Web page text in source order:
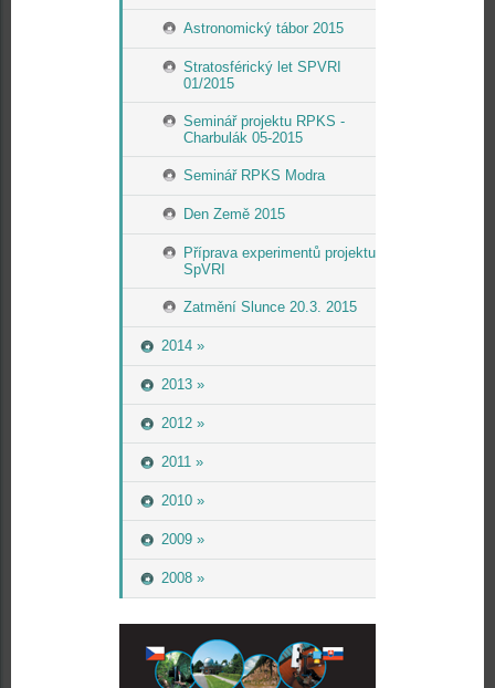
Astronomický tábor 2015
Stratosférický let SPVRI
01/2015
Seminář projektu RPKS -
Charbulák 05-2015
Seminář RPKS Modra
Den Země 2015
Příprava experimentů projektu
SpVRI
Zatmění Slunce 20.3. 2015
2014 »
2013 »
2012 »
2011 »
2010 »
2009 »
2008 »